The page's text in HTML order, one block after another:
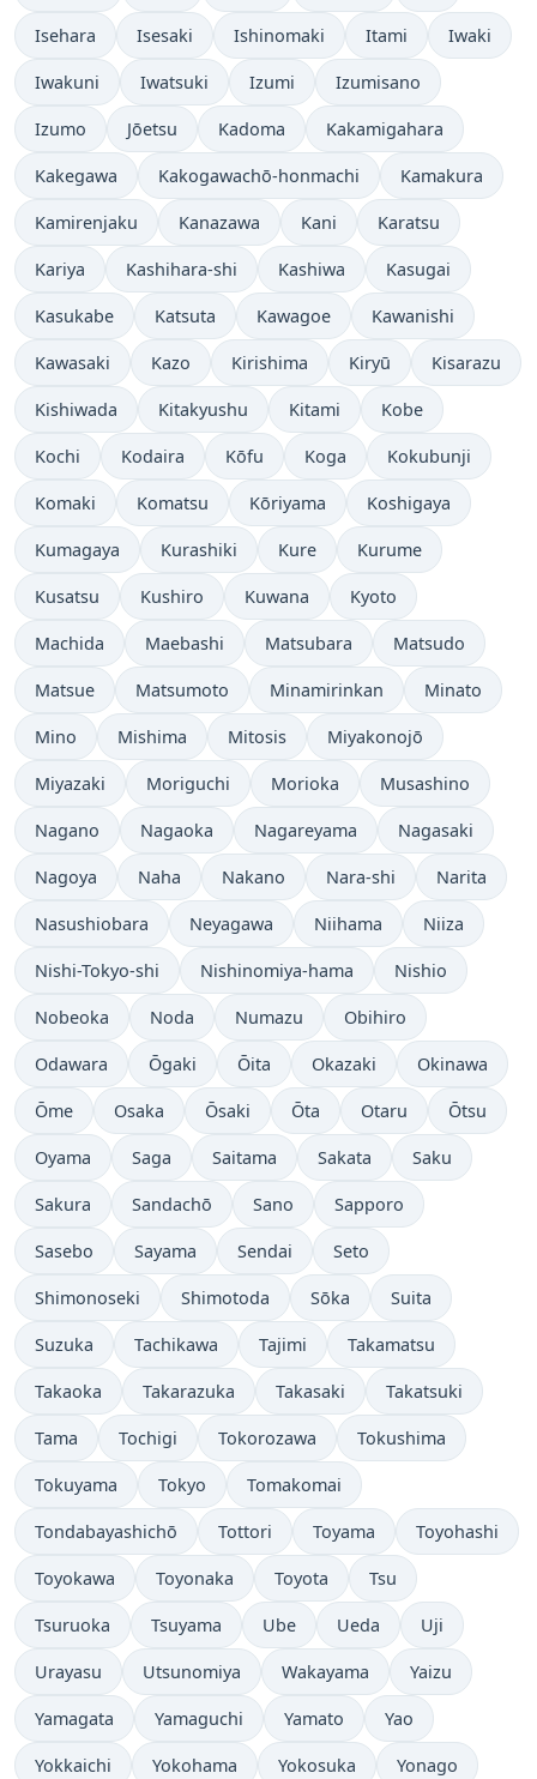
Isehara Isesaki Ishinomaki Itami Iwaki
Iwakuni Iwatsuki Izumi Izumisano
Izumo Jōetsu Kadoma Kakamigahara
Kakegawa Kakogawachō-honmachi Kamakura
Kamirenjaku Kanazawa Kani Karatsu
Kariya Kashihara-shi Kashiwa Kasugai
Kasukabe Katsuta Kawagoe Kawanishi
Kawasaki Kazo Kirishima Kiryū Kisarazu
Kishiwada Kitakyushu Kitami Kobe
Kochi Kodaira Kōfu Koga Kokubunji
Komaki Komatsu Kōriyama Koshigaya
Kumagaya Kurashiki Kure Kurume
Kusatsu Kushiro Kuwana Kyoto
Machida Maebashi Matsubara Matsudo
Matsue Matsumoto Minamirinkan Minato
Mino Mishima Mitosis Miyakonojō
Miyazaki Moriguchi Morioka Musashino
Nagano Nagaoka Nagareyama Nagasaki
Nagoya Naha Nakano Nara-shi Narita
Nasushiobara Neyagawa Niihama Niiza
Nishi-Tokyo-shi Nishinomiya-hama Nishio
Nobeoka Noda Numazu Obihiro
Odawara Ōgaki Ōita Okazaki Okinawa
Ōme Osaka Ōsaki Ōta Otaru Ōtsu
Oyama Saga Saitama Sakata Saku
Sakura Sandachō Sano Sapporo
Sasebo Sayama Sendai Seto
Shimonoseki Shimotoda Sōka Suita
Suzuka Tachikawa Tajimi Takamatsu
Takaoka Takarazuka Takasaki Takatsuki
Tama Tochigi Tokorozawa Tokushima
Tokuyama Tokyo Tomakomai
Tondabayashichō Tottori Toyama Toyohashi
Toyokawa Toyonaka Toyota Tsu
Tsuruoka Tsuyama Ube Ueda Uji
Urayasu Utsunomiya Wakayama Yaizu
Yamagata Yamaguchi Yamato Yao
Yokkaichi Yokohama Yokosuka Yonago